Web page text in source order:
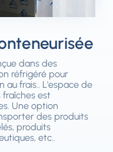
dans des
réfrigéré pour
au frais.. L'espace de
est
Une option
des produits
produits
etc..